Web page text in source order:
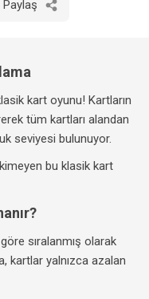
Paylaş
kart oyunu! Kartların
tüm kartları alandan
seviyesi bulunuyor.
bu klasik kart
sıralanmış olarak
kartlar yalnızca azalan